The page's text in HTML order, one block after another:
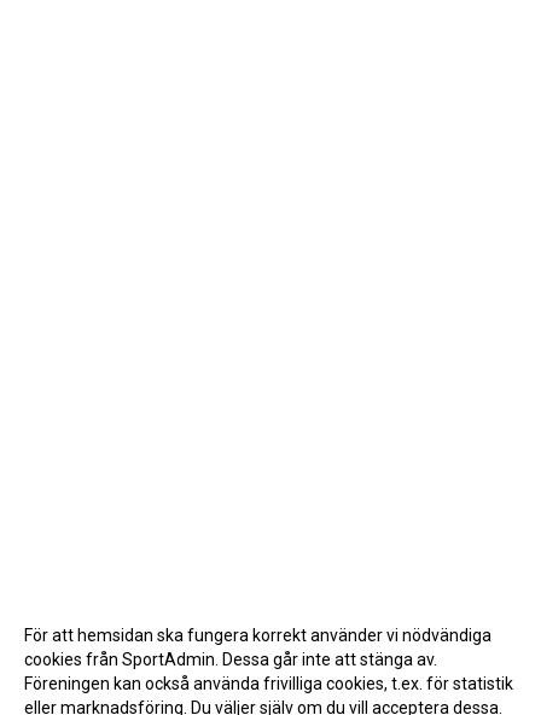
För att hemsidan ska fungera korrekt använder vi nödvändiga
cookies från SportAdmin. Dessa går inte att stänga av.
Föreningen kan också använda frivilliga cookies, t.ex. för statistik
eller marknadsföring. Du väljer själv om du vill acceptera dessa.